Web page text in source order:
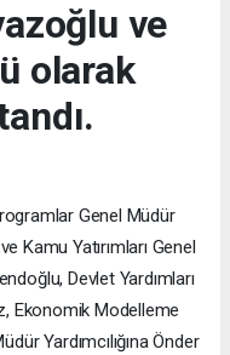
ve
olarak
Genel Müdür
Kamu Yatırımları Genel
Devlet Yardımları
Ekonomik Modelleme
Yardımcılığına Önder